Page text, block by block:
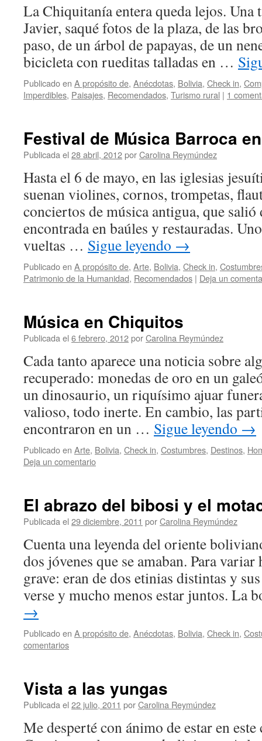
La Chiquitanía entera queda lejos. Una
Javier, saqué fotos de la plaza, de las
paso, de un árbol de papayas, de un
bicicleta con rueditas talladas en …
Publicado en A propósito de, Anécdotas, Bolivia, Check in,
Imperdibles, Paisajes, Recomendados, Turismo rural | 1
Festival de Música Barroca
Publicada el 28 abril, 2012porCarolina Reymúndez
Hasta el 6 de mayo, en las iglesias
suenan violines, cornos, trompetas,
conciertos de música antigua, que
encontrada en baúles y restauradas.
vueltas … Sigue leyendo →
Publicado en A propósito de, Arte, Bolivia, Check in,
Patrimonio de la Humanidad, Recomendados | Deja un
Música en Chiquitos
Publicada el 6 febrero, 2012porCarolina Reymúndez
Cada tanto aparece una noticia sobre
recuperado: monedas de oro en un
un dinosaurio, un riquísimo ajuar
valioso, todo inerte. En cambio, las
encontraron en un … Sigue leyendo →
Publicado en Arte, Bolivia, Check in, Costumbres, Destinos,
Deja un comentario
El abrazo del bibosi y el
Publicada el 29 diciembre, 2011 porCarolina Reymúndez
Cuenta una leyenda del oriente
dos jóvenes que se amaban. Para
grave: eran de dos etinias distintas y
verse y mucho menos estar juntos. La
→
Publicado en A propósito de, Anécdotas, Bolivia, Check in,
comentarios
Vista a las yungas
Publicada el 22 julio, 2011 porCarolina Reymúndez
Me desperté con ánimo de estar en